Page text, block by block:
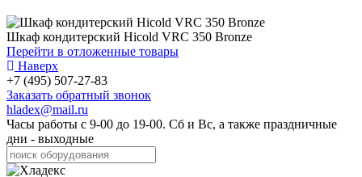
Шкаф кондитерский Hicold VRC 350 Bronze
Перейти в отложенные товары
Наверх
+7 (495) 507-27-83
Заказать обратный звонок
hladex@mail.ru
Часы работы с 9-00 до 19-00. Сб и Вс, а также праздничные
дни - выходные